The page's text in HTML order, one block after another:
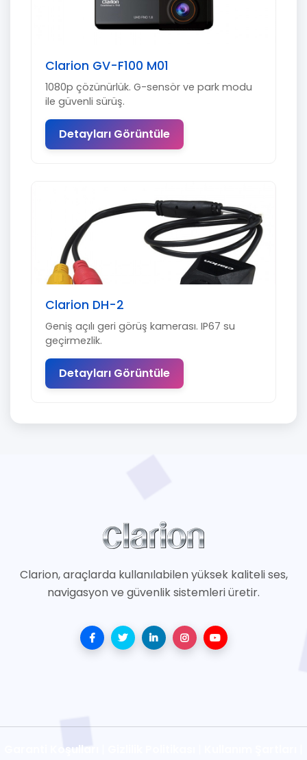
Clarion GV-F100 M01
1080p çözünürlük. G-sensör ve park modu
ile güvenli sürüş.
Detayları Görüntüle
Clarion DH-2
Geniş açılı geri görüş kamerası. IP67 su
geçirmezlik.
Detayları Görüntüle
Clarion, araçlarda kullanılabilen yüksek kaliteli ses,
navigasyon ve güvenlik sistemleri üretir.
Garanti Koşulları